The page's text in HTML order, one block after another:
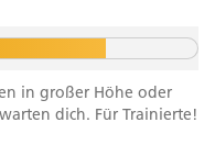
in großer Höhe oder
dich. Für Trainierte!